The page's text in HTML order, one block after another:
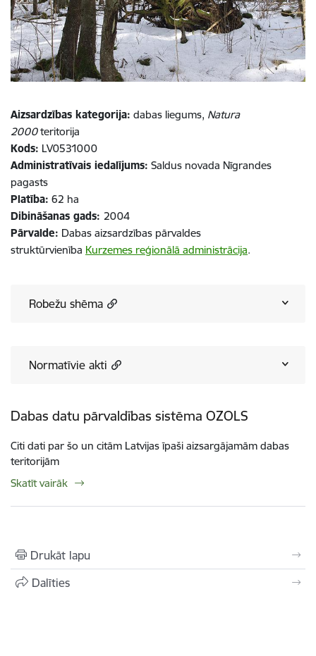
Aizsardzības kategorija: dabas liegums, Natura
2000teritorija
Kods: LV0531000
Administratīvais iedalījums: Saldus novada Nīgrandes
pagasts
Platība: 62 ha
Dibināšanas gads: 2004
Pārvalde: Dabas aizsardzības pārvaldes
struktūrvienība Kurzemes reģionālā administrācija.
Robežu shēma
Normatīvie akti
Dabas datu pārvaldības sistēma OZOLS
Citi dati par šo un citām Latvijas īpaši aizsargājamām dabas
teritorijām
Skatīt vairāk
Drukāt lapu
Dalīties